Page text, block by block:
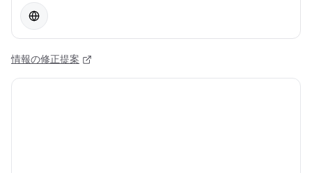
情報の修正提案